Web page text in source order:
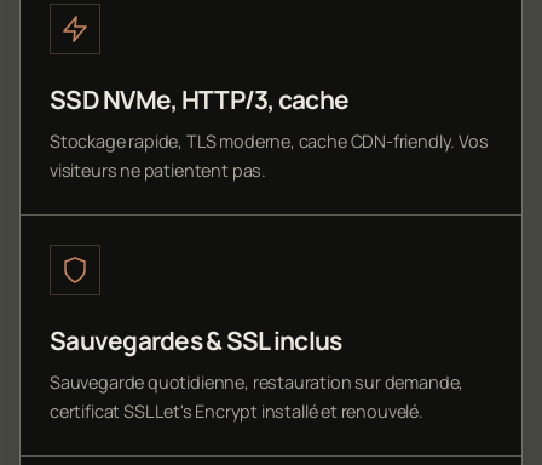
SSD NVMe, HTTP/3, cache
Stockage rapide, TLS moderne, cache CDN-friendly. Vos
visiteurs ne patientent pas.
Sauvegardes & SSL inclus
Sauvegarde quotidienne, restauration sur demande,
certificat SSL Let's Encrypt installé et renouvelé.